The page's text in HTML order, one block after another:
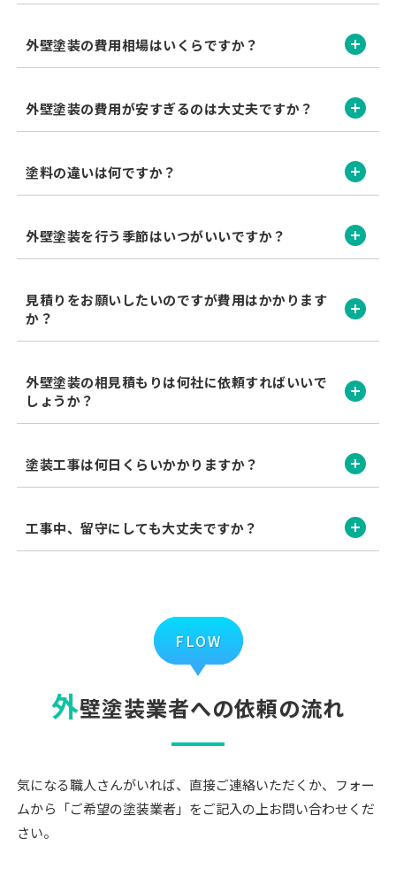
外壁塗装の費用相場はいくらですか？ 開く
外壁塗装の費用が安すぎるのは大丈夫ですか？ 開く
塗料の違いは何ですか？ 開く
外壁塗装を行う季節はいつがいいですか？ 開く
見積りをお願いしたいのですが費用はかかります
か？
開く
外壁塗装の相見積もりは何社に依頼すればいいで
しょうか？
開く
塗装工事は何日くらいかかりますか？ 開く
工事中、留守にしても大丈夫ですか？ 開く
FLOW
外壁塗装業者への依頼の流れ
気になる職人さんがいれば、直接ご連絡いただくか、フォー
ムから「ご希望の塗装業者」をご記入の上お問い合わせくだ
さい。